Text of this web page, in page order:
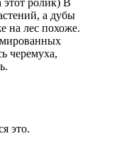
этот ролик) В
а дубы
на лес похоже.
черемуха,
это.